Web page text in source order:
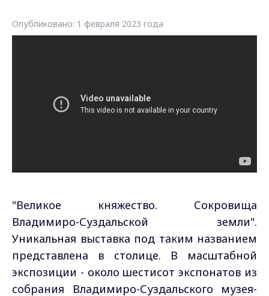
Опубликовано: 1 февраля 2023 года
"Великое княжество. Сокровища
Владимиро-Суздальской земли".
Уникальная выставка под таким названием
представлена в столице. В масштабной
экспозиции - около шестисот экспонатов из
собрания Владимиро-Суздальского музея-